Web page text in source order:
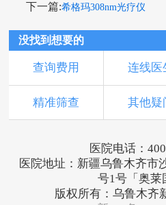
下一篇:希格玛308nm光疗仪
没找到想要的
查询费用 连线医
精准筛查 其他疑
医院电话：
医院地址：新疆乌鲁木齐市
号1号「奥莱
版权所有：乌鲁木齐